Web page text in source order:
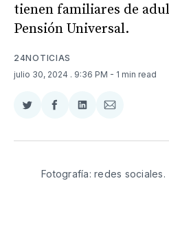
tienen familiares de
Pensión Universal.
24NOTICIAS
julio 30, 2024 . 9:36 PM - 1 min read
Compartir
Twitter
Compartir
Facebook
Compartir
LinkedIn
Compartir
Email
Fotografía: redes sociales.